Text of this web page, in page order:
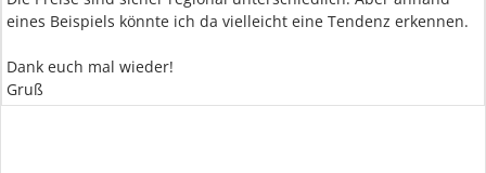
eines Beispiels könnte ich da vielleicht eine Tendenz erkennen.
Dank euch mal wieder!
Gruß